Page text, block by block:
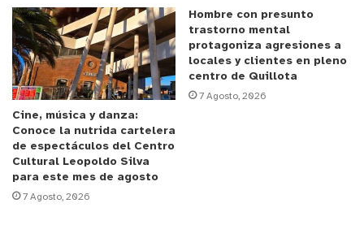
resultados de los comicios de su país, lo que contó
con la supervisión de la Central de Monitoreo San
Isidro – Quillota Te Cuida, junto a una patrulla de
Carabineros y el apoyo de funcionarios
municipales, con rondas permanentes.
Cerca de las 21:00 horas fueron más de 500
personas las que llegaron a la esquina de Maipú
con O’ Higgins, los que llegaron con decenas de
vehículos, música y banderas.
Cine, música y danza:
Conoce la nutrida cartelera
de espectáculos del Centro
Cultural Leopoldo Silva
para este mes de agosto
7 Agosto, 2026
Hombre con presunto
trastorno mental
protagoniza agresiones a
locales y clientes en pleno
centro de Quillota
7 Agosto, 2026